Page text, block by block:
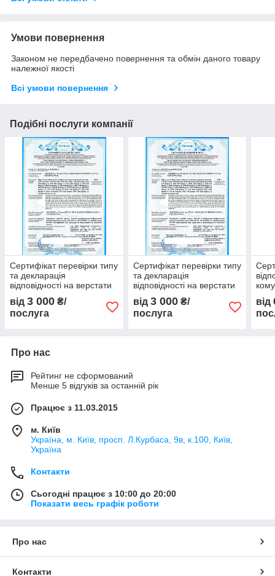
Умови повернення
Законом не передбачено повернення та обмін даного товару
належної якості
Всі умови повернення
Подібні послуги компанії
Сертифікат перевірки типу
та декларація
відповідності на верстати
від 3 000 ₴/
послуга
Сертифікат перевірки типу
та декларація
відповідності на верстати
від 3 000₴/
послуга
від
Про нас
Рейтинг не сформований
Менше 5 відгуків за останній рік
Працює з 11.03.2015
м. Київ
Україна, м. Київ, просп. Л.Курбаса, 9в, к.100, Київ,
Україна
Контакти
Сьогодні працює з 10:00 до 20:00
Показати весь графік роботи
Про нас
Контакти